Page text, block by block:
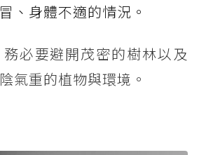
、身體不適的情況。
必要避開茂密的樹林以及
氣重的植物與環境。